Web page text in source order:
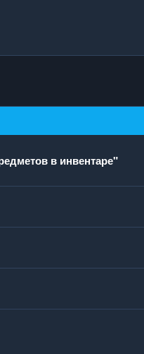
в инвентаре"